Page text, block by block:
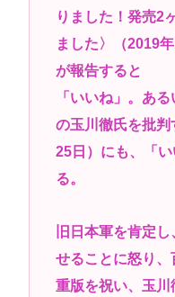
りました！発売2
ました〉（2019
が報告すると
「いいね」。あ
の玉川徹氏を批判
25日）にも、「
る。
旧日本軍を肯定
せることに怒り、
重版を祝い、玉